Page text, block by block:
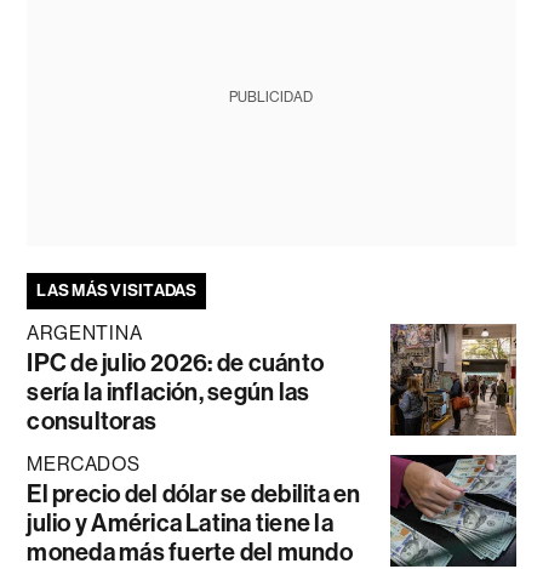
PUBLICIDAD
LAS MÁS VISITADAS
ARGENTINA
IPC de julio 2026: de cuánto
sería la inflación, según las
consultoras
MERCADOS
El precio del dólar se debilita en
julio y América Latina tiene la
moneda más fuerte del mundo